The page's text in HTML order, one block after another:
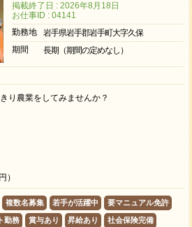
掲載終了日 : 2026年8月18日
お仕事ID : 04141
勤務地
岩手県岩手郡岩手町大字久保
期間
長期（期間の定めなし）
り農業をしてみませんか？
）
複数名募集 若手が活躍中 要マニュアル免許
勤務 賞与あり 昇給あり 社会保険完備